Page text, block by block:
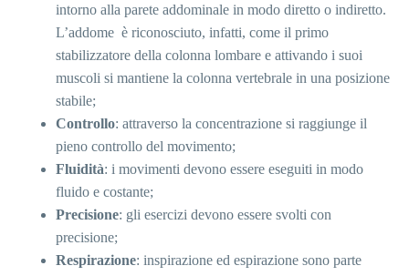
intorno alla parete addominale in modo diretto o indiretto.
L’addome è riconosciuto, infatti, come il primo
stabilizzatore della colonna lombare e attivando i suoi
muscoli si mantiene la colonna vertebrale in una posizione
stabile;
Controllo: attraverso la concentrazione si raggiunge il
pieno controllo del movimento;
Fluidità: i movimenti devono essere eseguiti in modo
fluido e costante;
Precisione: gli esercizi devono essere svolti con
precisione;
Respirazione: inspirazione ed espirazione sono parte